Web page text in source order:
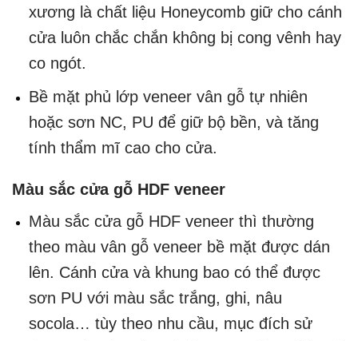
xương là chất liệu Honeycomb giữ cho cánh
cửa luôn chắc chắn không bị cong vênh hay
co ngót.
Bề mặt phủ lớp veneer vân gỗ tự nhiên
hoặc sơn NC, PU để giữ bộ bền, và tăng
tính thẩm mĩ cao cho cửa.
Màu sắc cửa gỗ HDF veneer
Màu sắc cửa gỗ HDF veneer thì thường
theo màu vân gỗ veneer bề mặt được dán
lên. Cánh cửa và khung bao có thể được
sơn PU với màu sắc trắng, ghi, nâu
socola… tùy theo nhu cầu, mục đích sử